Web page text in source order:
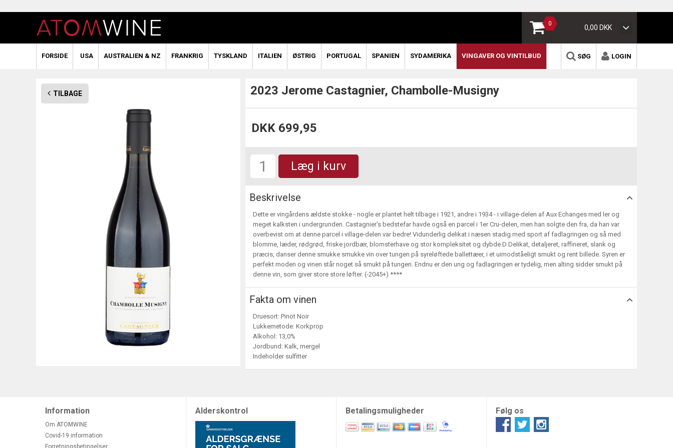
0 0,00 DKK
FORSIDE USA AUSTRALIEN & NZ FRANKRIG TYSKLAND ITALIEN ØSTRIG PORTUGAL SPANIEN SYDAMERIKA VINGAVER OG VINTILBUD LOGIN
SØG
TILBAGE 2023 Jerome Castagnier, Chambolle-Musigny
DKK 699,95
Læg i kurv
Beskrivelse
Dette er vingårdens ældste stokke - nogle er plantet helt tilbage i 1921, andre i 1934 - i village-delen af Aux Echanges med ler og
meget kalksten i undergrunden. Castagnier's bedstefar havde også en parcel i 1er Cru-delen, men han solgte den fra, da han var
overbevist om at denne parcel i village-delen var bedre! Vidunderlig delikat i næsen stadig med sport af fadlagringen og så med
blomme, læder, rødgrød, friske jordbær, blomsterhave og stor kompleksitet og dybde.D Delikat, detaljeret, raffineret, slank og
præcis, danser denne smukke smukke vin over tungen på syreløftede ballettæer, i et uimodståeligt smukt og rent billede. Syren er
perfekt moden og vinen står noget så smukt på tungen. Endnu er den ung og fadlagringen er tydelig, men alting sidder smukt på
denne vin, som giver store store løfter. (-2045+) ****
Fakta om vinen
Druesort: Pinot Noir
Lukkemetode: Korkprop
Alkohol: 13,0%
Jordbund: Kalk, mergel
Indeholder sulfitter
Information
Om ATOMWINE
Covid-19 information
Forretningsbetingelser
Alderskontrol Betalingsmuligheder Følg os